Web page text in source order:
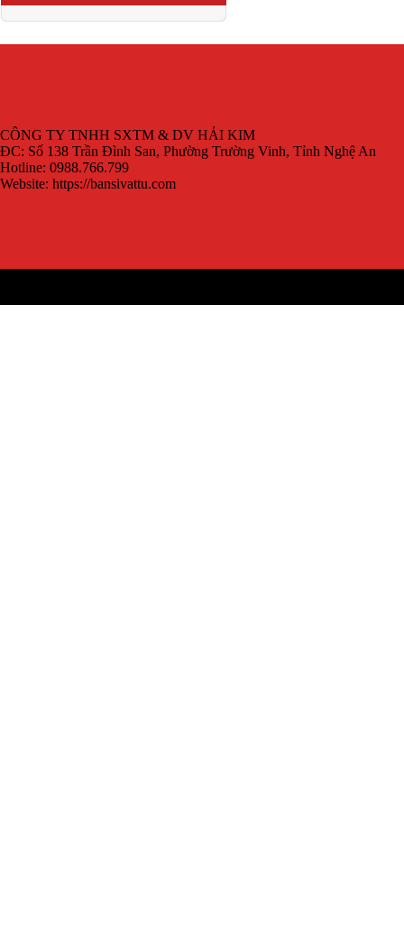
CÔNG TY TNHH SXTM & DV HẢI KIM
ĐC: Số 138 Trần Đình San, Phường Trường Vinh, Tỉnh Nghệ An
Hotline: 0988.766.799
Website: https://bansivattu.com